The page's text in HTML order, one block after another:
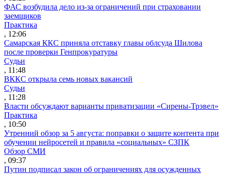
ФАС возбудила дело из-за ограничений при страховании
заемщиков
Практика
, 12:06
Самарская ККС приняла отставку главы облсуда Шилова
после проверки Генпрокуратуры
Судьи
, 11:48
ВККС открыла семь новых вакансий
Судьи
, 11:28
Власти обсуждают варианты приватизации «Сирены-Трэвел»
Практика
, 10:50
Утренний обзор за 5 августа: поправки о защите контента при
обучении нейросетей и правила «социальных» СЗПК
Обзор СМИ
, 09:37
Путин подписал закон об ограничениях для осужденных